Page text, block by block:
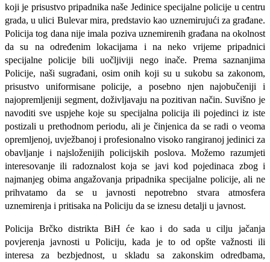
koji je prisustvo pripadnika naše Jedinice specijalne policije u centru
grada, u ulici Bulevar mira, predstavio kao uznemirujući za građane.
Policija tog dana nije imala poziva uznemirenih građana na okolnost
da su na određenim lokacijama i na neko vrijeme pripadnici
specijalne policije bili uočljiviji nego inače. Prema saznanjima
Policije, naši sugrađani, osim onih koji su u sukobu sa zakonom,
prisustvo uniformisane policije, a posebno njen najobučeniji i
najopremljeniji segment, doživljavaju na pozitivan način. Suvišno je
navoditi sve uspjehe koje su specijalna policija ili pojedinci iz iste
postizali u prethodnom periodu, ali je činjenica da se radi o veoma
opremljenoj, uvježbanoj i profesionalno visoko rangiranoj jedinici za
obavljanje i najsloženijih policijskih poslova. Možemo razumjeti
interesovanje ili radoznalost koja se javi kod pojedinaca zbog i
najmanjeg obima angažovanja pripadnika specijalne policije, ali ne
prihvatamo da se u javnosti nepotrebno stvara atmosfera
uznemirenja i pritisaka na Policiju da se iznesu detalji u javnost.
Policija Brčko distrikta BiH će kao i do sada u cilju jačanja
povjerenja javnosti u Policiju, kada je to od opšte važnosti ili
interesa za bezbjednost, u skladu sa zakonskim odredbama,